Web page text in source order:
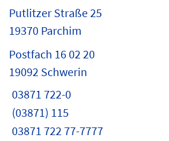
Putlitzer Straße 25
19370 Parchim
Postfach 16 02 20
19092 Schwerin
03871 722-0
(03871) 115
03871 722 77-7777